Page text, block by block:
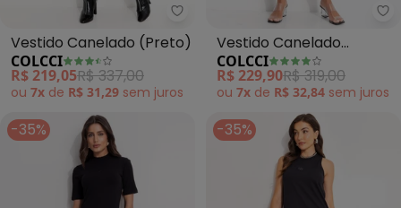
Colcci - Vestido Canelado
Vestido Canelado (Preto)
COLCCI
R$ 219,05R$ 337,00
ou 7x de R$ 31,29 sem juros
Vestido Canelado
Estampado (Preto)
COLCCI
R$ 229,90R$ 319,00
ou 7x de R$ 32,84 sem juros
-35% -35%